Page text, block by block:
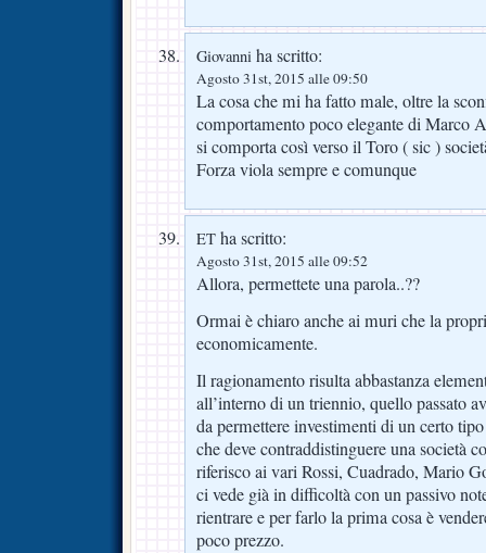
Giovanni ha scritto:
Agosto 31st, 2015 alle 09:50
La cosa che mi ha fatto male, oltre la
comportamento poco elegante di Marco
si comporta così verso il Toro ( sic )
Forza viola sempre e comunque
ET ha scritto:
Agosto 31st, 2015 alle 09:52
Allora, permettete una parola..??
Ormai è chiaro anche ai muri che la
economicamente.
Il ragionamento risulta abbastanza
all’interno di un triennio, quello passato
da permettere investimenti di un certo
che deve contraddistinguere una società
riferisco ai vari Rossi, Cuadrado, Mario
ci vede già in difficoltà con un passivo
rientrare e per farlo la prima cosa è
poco prezzo.